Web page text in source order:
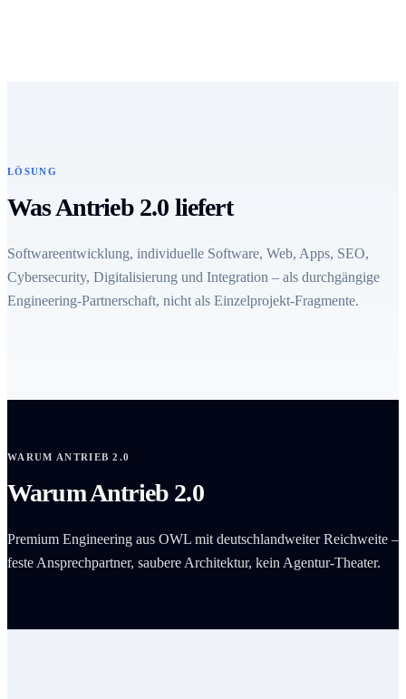
LÖSUNG
Was Antrieb 2.0 liefert
Softwareentwicklung, individuelle Software, Web, Apps, SEO,
Cybersecurity, Digitalisierung und Integration – als durchgängige
Engineering-Partnerschaft, nicht als Einzelprojekt-Fragmente.
WARUM ANTRIEB 2.0
Warum Antrieb 2.0
Premium Engineering aus OWL mit deutschlandweiter Reichweite –
feste Ansprechpartner, saubere Architektur, kein Agentur-Theater.